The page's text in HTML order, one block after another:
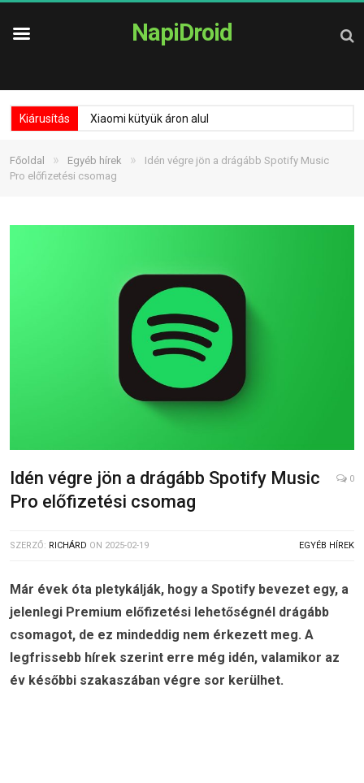
NapiDroid
Kiárusítás Xiaomi kütyük áron alul
Főoldal » Egyéb hírek »
Idén végre jön a drágább Spotify Music
Pro előfizetési csomag
Idén végre jön a drágább Spotify Music
Pro előfizetési csomag
0
SZERZŐ: RICHÁRD ON 2025-02-19 EGYÉB HÍREK
Már évek óta pletykálják, hogy a Spotify bevezet egy, a
jelenlegi Premium előfizetési lehetőségnél drágább
csomagot, de ez mindeddig nem érkezett meg. A
legfrissebb hírek szerint erre még idén, valamikor az
év későbbi szakaszában végre sor kerülhet.